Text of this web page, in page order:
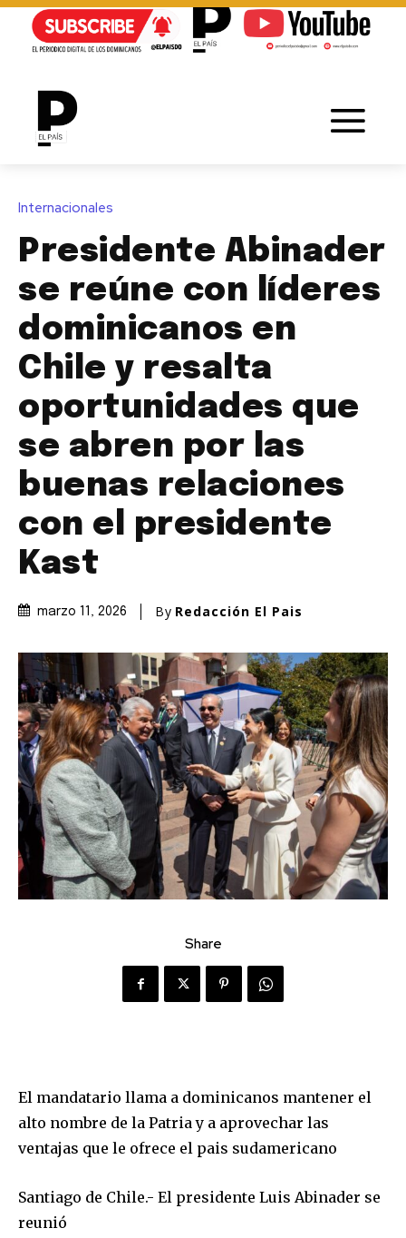
Internacionales
Presidente Abinader
se reúne con líderes
dominicanos en
Chile y resalta
oportunidades que
se abren por las
buenas relaciones
con el presidente
Kast
marzo 11, 2026 By Redacción El Pais
Share
El mandatario llama a dominicanos mantener el
alto nombre de la Patria y a aprovechar las
ventajas que le ofrece el pais sudamericano
Santiago de Chile.- El presidente Luis Abinader se
reunió